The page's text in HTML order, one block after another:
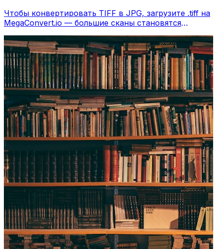
Чтобы конвертировать TIFF в JPG, загрузите .tiff на
MegaConvert.io — большие сканы становятся